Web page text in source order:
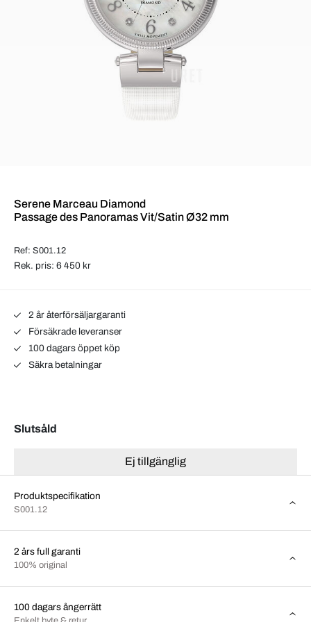
Serene Marceau Diamond
Passage des Panoramas Vit/Satin Ø32 mm
Ref: S001.12
Rek. pris: 6 450 kr
2 år återförsäljargaranti
Försäkrade leveranser
100 dagars öppet köp
Säkra betalningar
Slutsåld
Ej tillgänglig
Produktspecifikation
S001.12
2 års full garanti
100% original
100 dagars ångerrätt